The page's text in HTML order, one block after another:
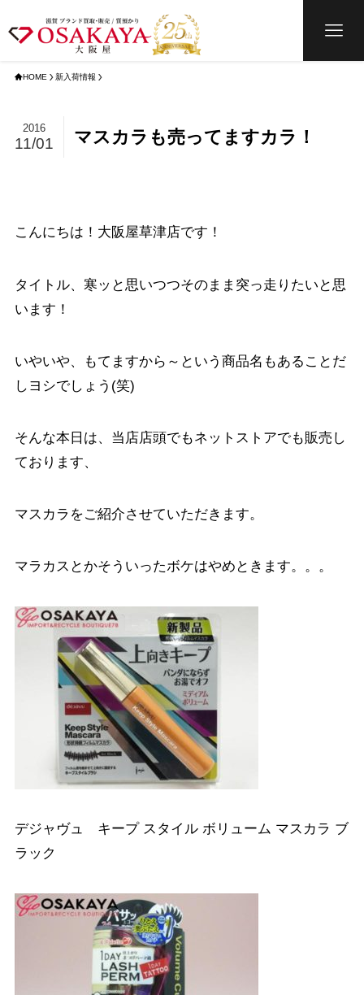
HOME 新入荷情報
マスカラも売ってますカラ！
2016
11/01
こんにちは！大阪屋草津店です！
タイトル、寒ッと思いつつそのまま突っ走りたいと思
います！
いやいや、もてますから～という商品名もあることだ
しヨシでしょう(笑)
そんな本日は、当店店頭でもネットストアでも販売し
ております、
マスカラをご紹介させていただきます。
マラカスとかそういったボケはやめときます。。。
デジャヴュ キープ スタイル ボリューム マスカラ ブ
ラック